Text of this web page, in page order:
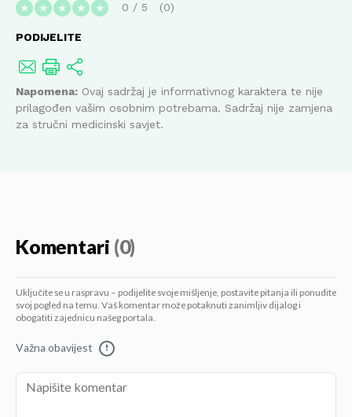
★ ★ ★ ★ ★ 0 / 5 0
PODIJELITE
Napomena: Ovaj sadržaj je informativnog karaktera te nije
prilagođen vašim osobnim potrebama. Sadržaj nije zamjena
za stručni medicinski savjet.
Komentari (0)
Uključite se u raspravu – podijelite svoje mišljenje, postavite pitanja ili ponudite
svoj pogled na temu. Vaš komentar može potaknuti zanimljiv dijalog i
obogatiti zajednicu našeg portala.
Važna obavijest !